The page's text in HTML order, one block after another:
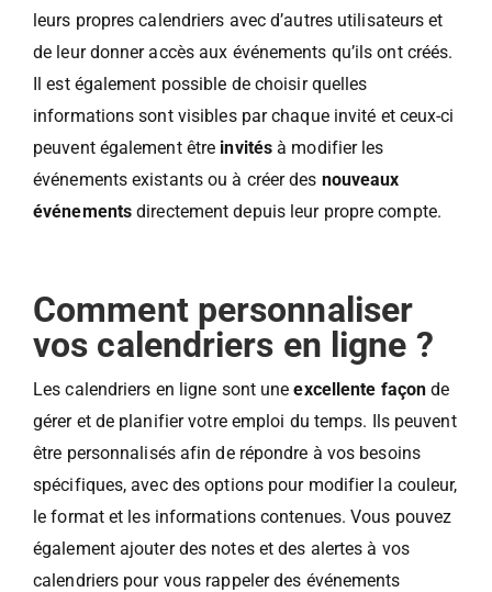
leurs propres calendriers avec d’autres utilisateurs et
de leur donner accès aux événements qu’ils ont créés.
Il est également possible de choisir quelles
informations sont visibles par chaque invité et ceux-ci
peuvent également être invitésà modifier les
événements existants ou à créer des nouveaux
événementsdirectement depuis leur propre compte.
Comment personnaliser
vos calendriers en ligne ?
Les calendriers en ligne sont uneexcellente façon de
gérer et de planifier votre emploi du temps. Ils peuvent
être personnalisés afin de répondre à vos besoins
spécifiques, avec des options pour modifier la couleur,
le format et les informations contenues. Vous pouvez
également ajouter des notes et des alertes à vos
calendriers pour vous rappeler des événements